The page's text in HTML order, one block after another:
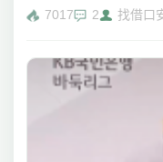
7017 2 找借口